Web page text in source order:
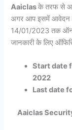
Aaiclasके तरफ से
अगर आप इसमें आवेदन
14/01/2023 तक
जानकारी के लिए
Start date
2022
Last date
Aaiclas